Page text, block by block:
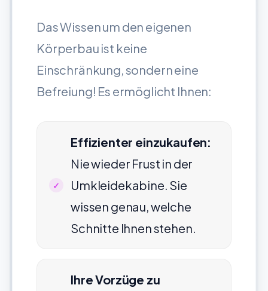
Das Wissen um den eigenen
Körperbau ist keine
Einschränkung, sondern eine
Befreiung! Es ermöglicht Ihnen:
Effizienter einzukaufen:
Nie wieder Frust in der
Umkleidekabine. Sie
wissen genau, welche
Schnitte Ihnen stehen.
Ihre Vorzüge zu